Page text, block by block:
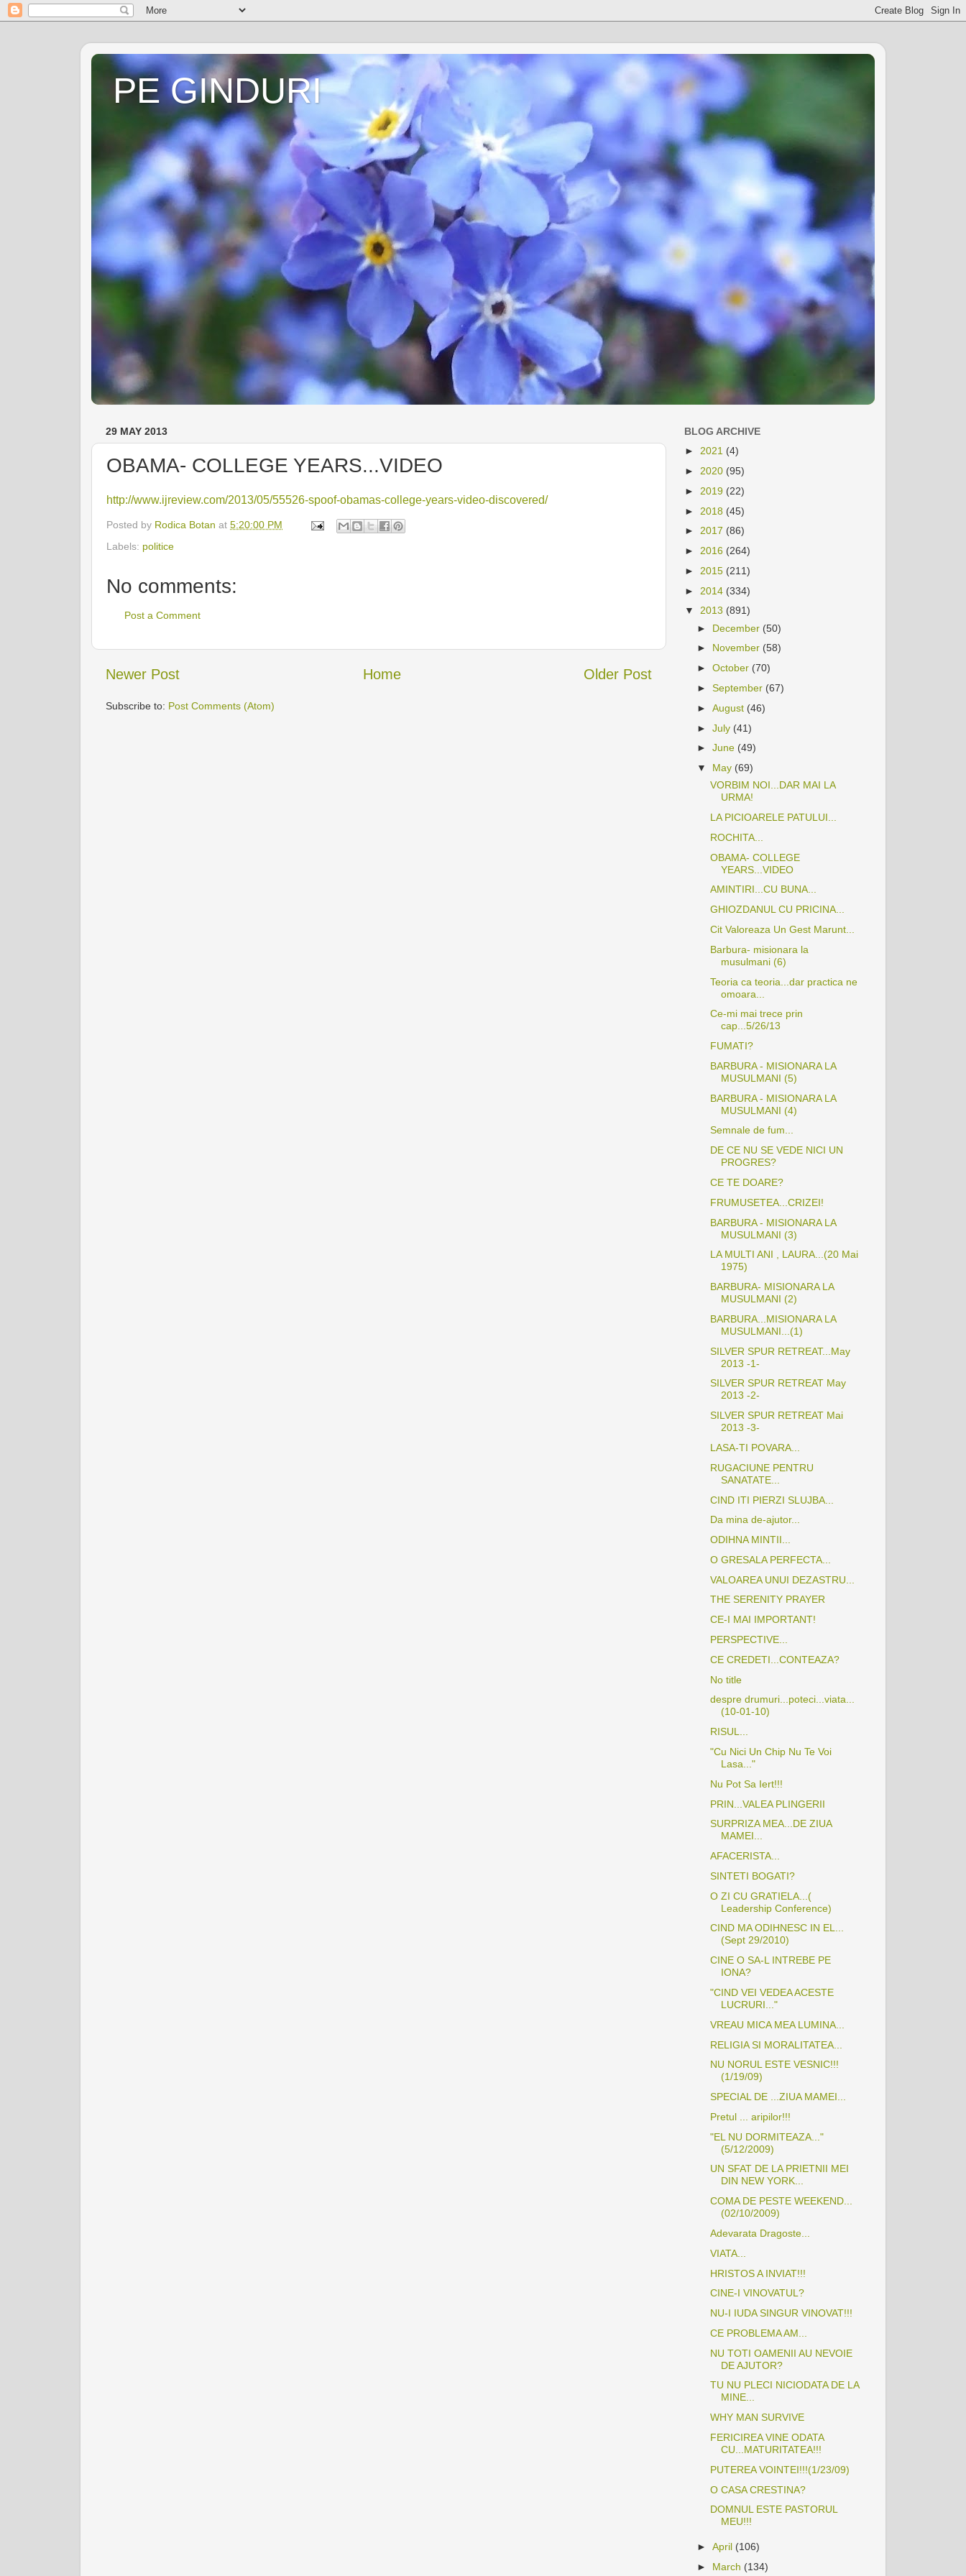
PE GINDURI
29 MAY 2013
OBAMA- COLLEGE YEARS...VIDEO
http://www.ijreview.com/2013/05/55526-spoof-obamas-college-years-video-discovered/
Posted by Rodica Botan at 5:20:00 PM
Labels: politice
No comments:
Post a Comment
Newer Post Older Post
Home
Subscribe to: Post Comments (Atom)
BLOG ARCHIVE
► 2021 (4)
► 2020 (95)
► 2019 (22)
► 2018 (45)
► 2017 (86)
► 2016 (264)
► 2015 (211)
► 2014 (334)
▼ 2013 (891)
► December (50)
► November (58)
►October (70)
►September (67)
►August (46)
►July (41)
►June (49)
▼ May (69)
VORBIM NOI...DAR MAI LA
URMA!
LA PICIOARELE PATULUI...
ROCHITA...
OBAMA- COLLEGE
YEARS...VIDEO
AMINTIRI...CU BUNA...
GHIOZDANUL CU PRICINA...
Cit Valoreaza Un Gest Marunt...
Barbura- misionara la
musulmani (6)
Teoria ca teoria...dar practica ne
omoara...
Ce-mi mai trece prin
cap...5/26/13
FUMATI?
BARBURA - MISIONARA LA
MUSULMANI (5)
BARBURA - MISIONARA LA
MUSULMANI (4)
Semnale de fum...
DE CE NU SE VEDE NICI UN
PROGRES?
CE TE DOARE?
FRUMUSETEA...CRIZEI!
BARBURA - MISIONARA LA
MUSULMANI (3)
LA MULTI ANI , LAURA...(20 Mai
1975)
BARBURA- MISIONARA LA
MUSULMANI (2)
BARBURA...MISIONARA LA
MUSULMANI...(1)
SILVER SPUR RETREAT...May
2013 -1-
SILVER SPUR RETREAT May
2013 -2-
SILVER SPUR RETREAT Mai
2013 -3-
LASA-TI POVARA...
RUGACIUNE PENTRU
SANATATE...
CIND ITI PIERZI SLUJBA...
Da mina de-ajutor...
ODIHNA MINTII...
O GRESALA PERFECTA...
VALOAREA UNUI DEZASTRU...
THE SERENITY PRAYER
CE-I MAI IMPORTANT!
PERSPECTIVE...
CE CREDETI...CONTEAZA?
No title
despre drumuri...poteci...viata...
(10-01-10)
RISUL...
"Cu Nici Un Chip Nu Te Voi
Lasa..."
Nu Pot Sa Iert!!!
PRIN...VALEA PLINGERII
SURPRIZA MEA...DE ZIUA
MAMEI...
AFACERISTA...
SINTETI BOGATI?
O ZI CU GRATIELA...(
Leadership Conference)
CIND MA ODIHNESC IN EL...
(Sept 29/2010)
CINE O SA-L INTREBE PE
IONA?
"CIND VEI VEDEA ACESTE
LUCRURI..."
VREAU MICA MEA LUMINA...
RELIGIA SI MORALITATEA...
NU NORUL ESTE VESNIC!!!
(1/19/09)
SPECIAL DE ...ZIUA MAMEI...
Pretul ... aripilor!!!
"EL NU DORMITEAZA..."
(5/12/2009)
UN SFAT DE LA PRIETNII MEI
DIN NEW YORK...
COMA DE PESTE WEEKEND...
(02/10/2009)
Adevarata Dragoste...
VIATA...
HRISTOS A INVIAT!!!
CINE-I VINOVATUL?
NU-I IUDA SINGUR VINOVAT!!!
CE PROBLEMA AM...
NU TOTI OAMENII AU NEVOIE
DE AJUTOR?
TU NU PLECI NICIODATA DE LA
MINE...
WHY MAN SURVIVE
FERICIREA VINE ODATA
CU...MATURITATEA!!!
PUTEREA VOINTEI!!!(1/23/09)
O CASA CRESTINA?
DOMNUL ESTE PASTORUL
MEU!!!
►April (106)
► March (134)